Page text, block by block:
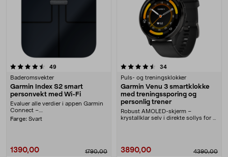
49
Baderomsvekter
Garmin Index S2 smart
personvekt med Wi-Fi
Evaluer alle verdier i appen Garmin
Connect –....
Farge: Svart
1390,00 1790,00
4.5 av 5 stjerner 34anmeldelser
Puls- og treningsklokker
Garmin Venu 3 smartklokke
med treningssporing og
personlig trener
Robust AMOLED-skjerm –
krystallklar selv i direkte sollys for å
3890,00 4390,00